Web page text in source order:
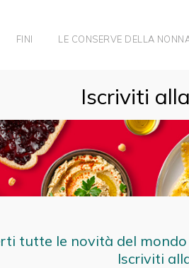
FINI LE CONSERVE DELLA
ZAINO IN SPALLA, A PASSEGGIO FRA
Iscriviti
tutte le novità del mondo
Iscriviti